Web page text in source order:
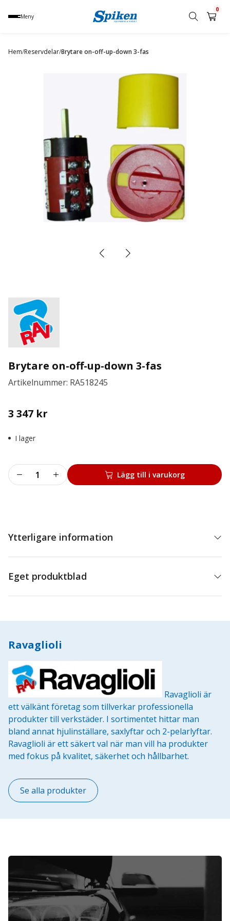
Meny
namn,
0
Hem/Reservdelar/Brytare on-off-up-down 3-fas
Brytare on-off-up-down 3-fas
Artikelnummer: RA518245
3 347 kr
I lager
Brytare
on-
3-
fas
mängd
Lägg till i varukorg
Ytterligare information
Eget produktblad
Ravaglioli
Ravaglioli är
ett välkänt företag som tillverkar professionella
produkter till verkstäder. I sortimentet hittar man
bland annat hjulinställare, saxlyftar och 2-pelarlyftar.
Ravaglioli är ett säkert val när man vill ha produkter
med fokus på kvalitet, säkerhet och hållbarhet.
Se alla produkter